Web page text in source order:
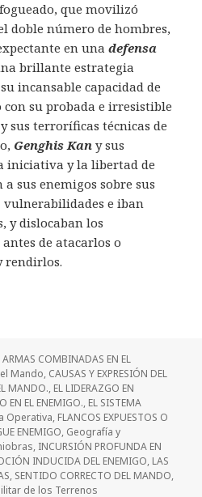
que movilizó
doble número de hombres,
en unadefensa
brillante estrategia
incansable capacidad de
su probada e irresistible
sus terroríficas técnicas de
Genghis Kan y sus
iniciativa y la libertad de
sus enemigos sobre sus
vulnerabilidades e iban
y dislocaban los
de atacarlos o
rendirlos.
Categorías
ARMAS COMBINADAS EN EL
Mando, CAUSAS Y EXPRESIÓN DEL
MANDO., EL LIDERAZGO EN
EN EL ENEMIGO., EL SISTEMA
Operativa, FLANCOS EXPUESTOS O
ENEMIGO, Geografía y
, INCURSIÓN PROFUNDA EN
INDUCIDA DEL ENEMIGO, LAS
, SENTIDO CORRECTO DEL MANDO,
de los Terrenos